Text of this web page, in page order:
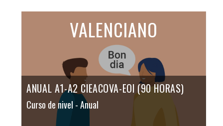
VALENCIANO
ANUAL A1-A2 CIEACOVA-EOI (90 HORAS)
Curso de nivel - Anual